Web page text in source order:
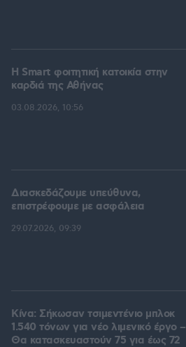
Η Smart φοιτητική κατοικία στην
καρδιά της Αθήνας
03.08.2026, 10:56
Διασκεδάζουμε υπεύθυνα,
επιστρέφουμε με ασφάλεια
29.07.2026, 09:39
Κίνα: Σήκωσαν τσιμεντένιο μπλοκ
1.540 τόνων για νέο λιμενικό έργο –
Θα κατασκευαστούν 75 για έως 72